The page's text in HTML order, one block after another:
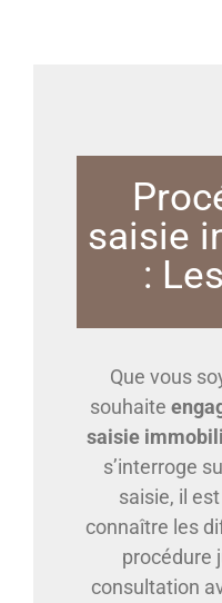
saisie
:
Que vous
souhaite
saisie
s’interroge
saisie, il
connaître les
procédure
consultation